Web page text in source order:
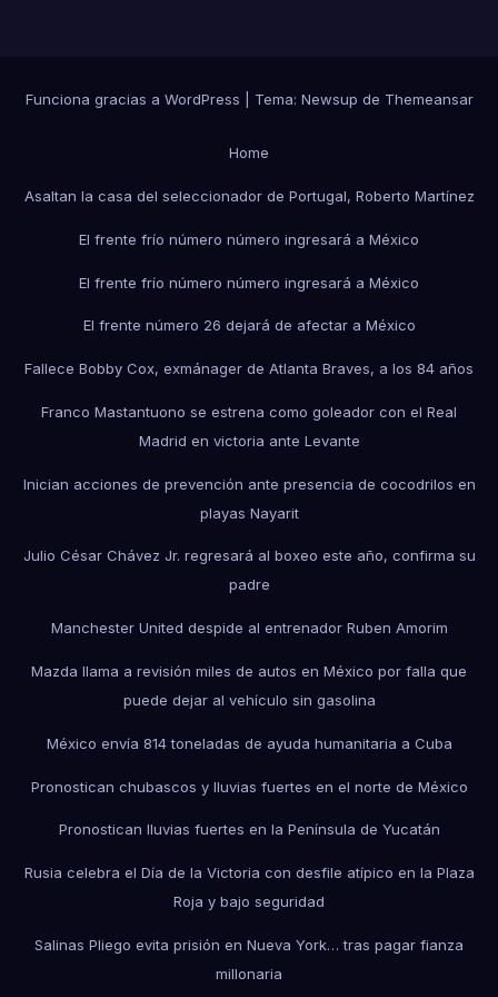
Funciona gracias a WordPress Tema: Newsup de Themeansar
Home
Asaltan la casa del seleccionador de Portugal, Roberto Martínez
El frente frío número número ingresará a México
El frente frío número número ingresará a México
El frente número 26 dejará de afectar a México
Fallece Bobby Cox, exmánager de Atlanta Braves, a los 84 años
Franco Mastantuono se estrena como goleador con el Real
Madrid en victoria ante Levante
Inician acciones de prevención ante presencia de cocodrilos en
playas Nayarit
Julio César Chávez Jr. regresará al boxeo este año, confirma su
padre
Manchester United despide al entrenador Ruben Amorim
Mazda llama a revisión miles de autos en México por falla que
puede dejar al vehículo sin gasolina
México envía 814 toneladas de ayuda humanitaria a Cuba
Pronostican chubascos y lluvias fuertes en el norte de México
Pronostican lluvias fuertes en la Península de Yucatán
Rusia celebra el Día de la Victoria con desfile atípico en la Plaza
Roja y bajo seguridad
Salinas Pliego evita prisión en Nueva York… tras pagar fianza
millonaria